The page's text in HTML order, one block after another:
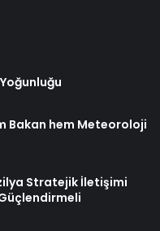
Bakan hem Meteoroloji
Stratejik İletişimi